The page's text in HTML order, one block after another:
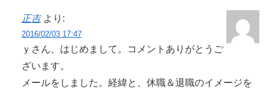
正吉 より:
2016/02/03 17:47
ｙさん、はじめまして。コメントありがとうご
ざいます。
メールをしました。経緯と、休職＆退職のイメージを